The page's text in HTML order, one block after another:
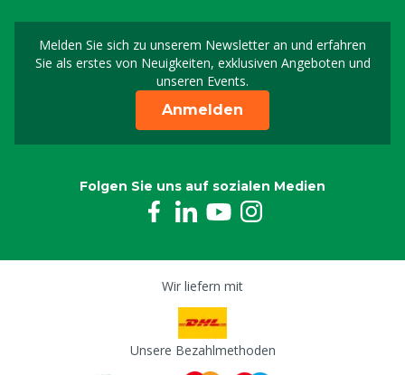
Melden Sie sich zu unserem Newsletter an und erfahren
Sie als erstes von Neuigkeiten, exklusiven Angeboten und
unseren Events.
Melden Sie sich für
Anmelden
Folgen Sie uns auf sozialen Medien
Wir liefern mit
Unsere Bezahlmethoden